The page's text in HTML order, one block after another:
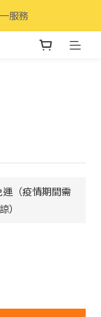
零利率!
服務
（疫情期間需
）